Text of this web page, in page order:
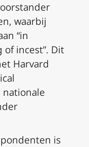
waarbij
“in
incest”. Dit
Harvard
nationale
is